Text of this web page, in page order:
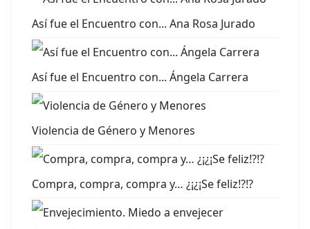
Así fue el Encuentro con... Ana Rosa Jurado
Así fue el Encuentro con... Ángela Carrera
Violencia de Género y Menores
Compra, compra, compra y… ¿¡¿¡Se feliz!?!?